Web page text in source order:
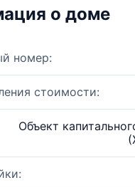
о доме
номер:
стоимости:
Объект